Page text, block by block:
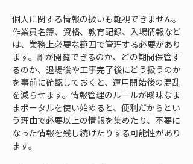
個人に関する情報の扱いも軽視できません。
作業員名簿、資格、教育記録、入場情報など
は、業務上必要な範囲で管理する必要があり
ます。誰が閲覧できるのか、どの期間保管す
るのか、退場後や工事完了後にどう扱うのか
を事前に確認しておくと、運用開始後の混乱
を減らせます。情報管理のルールが曖昧なま
まポータルを使い始めると、便利だからとい
う理由で必要以上の情報を集めたり、不要に
なった情報を残し続けたりする可能性があり
ます。